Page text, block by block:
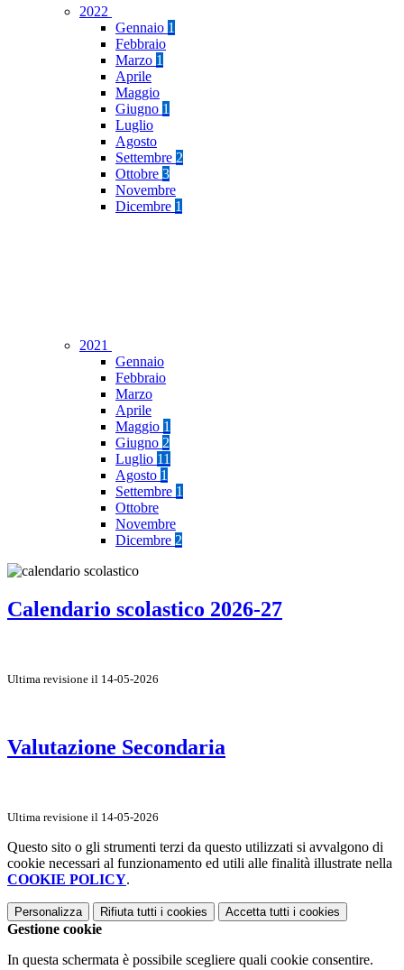
2022
Gennaio 1
Febbraio
Marzo 1
Aprile
Maggio
Giugno 1
Luglio
Agosto
Settembre 2
Ottobre 3
Novembre
Dicembre 1
2021
Gennaio
Febbraio
Marzo
Aprile
Maggio 1
Giugno 2
Luglio 11
Agosto 1
Settembre 1
Ottobre
Novembre
Dicembre 2
Calendario scolastico 2026-27
Ultima revisione il 14-05-2026
Valutazione Secondaria
Ultima revisione il 14-05-2026
Questo sito o gli strumenti terzi da questo utilizzati si avvalgono di
cookie necessari al funzionamento ed utili alle finalità illustrate nella
COOKIE POLICY.
Personalizza Rifiuta tutti i cookies Accetta tutti i cookies
Gestione cookie
In questa schermata è possibile scegliere quali cookie consentire.